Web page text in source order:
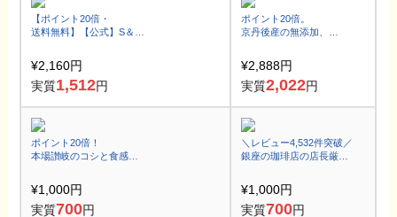
【ポイント20倍・
送料無料】【公式】S＆B
¥2,160円
実質1,512円
ポイント20倍。
京丹後産の無添加、
¥2,888円
実質2,022円
ポイント20倍！
本場讃岐のコシと食感！
リピ続出、
讃岐生うどん9食
¥1,000円
実質700円
＼レビュー4,532件突破／
銀座の珈琲店の店長厳選
み比べセット
¥1,000円
実質700円